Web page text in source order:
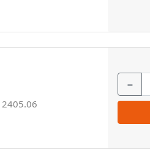
2405.06
−